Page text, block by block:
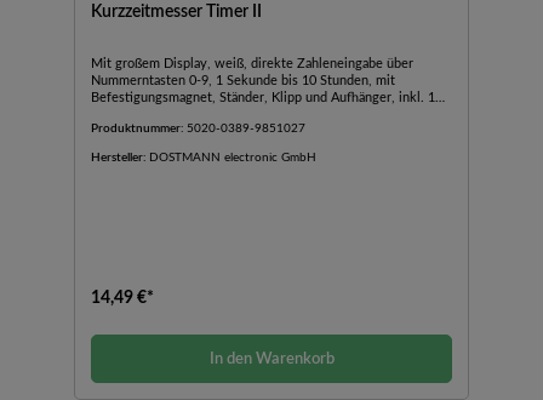
Kurzzeitmesser Timer II
Mit großem Display, weiß, direkte Zahleneingabe über
Nummerntasten 0-9, 1 Sekunde bis 10 Stunden, mit
Befestigungsmagnet, Ständer, Klipp und Aufhänger, inkl. 1
Produktnummer: 5020-0389-9851027
Hersteller: DOSTMANN electronic GmbH
14,49 €*
In den Warenkorb